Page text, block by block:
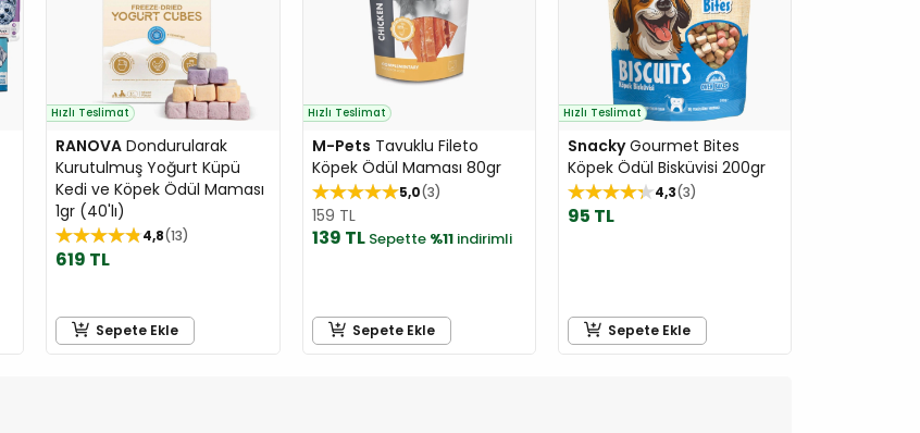
Hızlı Teslimat
RANOVA Dondurularak
Kurutulmuş Yoğurt Küpü
Kedi ve Köpek Ödül Maması
1gr (40'lı)
4,8 13
619 TL
Sepete Ekle
Hızlı Teslimat
M-Pets Tavuklu Fileto
Köpek Ödül Maması 80gr
5,0 3
159 TL
139 TLSepette %11indirimli
Sepete Ekle
Hızlı Teslimat
SnackyGourmet Bites
Köpek Ödül Bisküvisi 200gr
4,3 3
95 TL
Sepete Ekle